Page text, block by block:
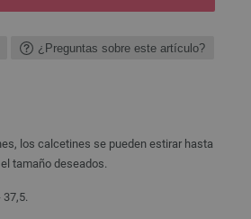
¿Preguntas sobre este artículo?
los calcetines se pueden estirar hasta
tamaño deseados.